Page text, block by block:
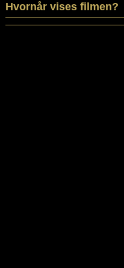
Hvornår vises filmen?